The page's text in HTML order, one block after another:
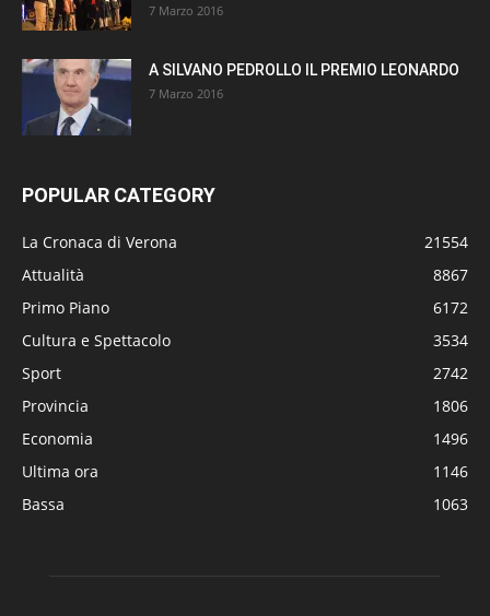
7 Marzo 2016
A SILVANO PEDROLLO IL PREMIO LEONARDO
7 Marzo 2016
POPULAR CATEGORY
La Cronaca di Verona
21554
Attualità
8867
Primo Piano
6172
Cultura e Spettacolo
3534
Sport
2742
Provincia
1806
Economia
1496
Ultima ora
1146
Bassa
1063